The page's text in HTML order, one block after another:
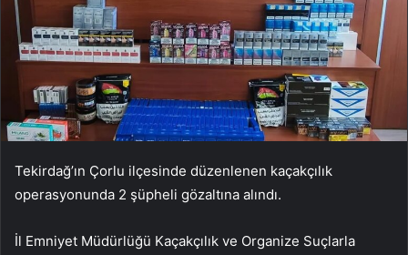
Tekirdağ’ın Çorlu ilçesinde düzenlenen kaçakçılık
operasyonunda 2 şüpheli gözaltına alındı.
İl Emniyet Müdürlüğü Kaçakçılık ve Organize Suçlarla